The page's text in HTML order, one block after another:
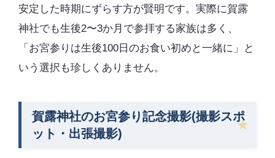
安定した時期にずらす方が賢明です。実際に賀露
神社でも生後2〜3か月で参拝する家族は多く、
「お宮参りは生後100日のお食い初めと一緒に」と
いう選択も珍しくありません。
賀露神社のお宮参り記念撮影(撮影スポ
ット・出張撮影)